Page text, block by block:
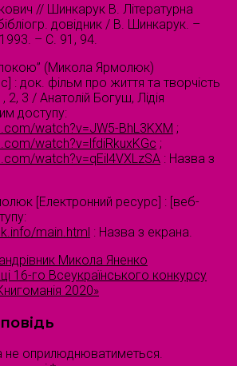
// Шинкарук В. Літературна
довідник / В. Шинкарук. –
– С. 91, 94.
(Микола Ярмолюк)
: док. фільм про життя та творчість
3 / Анатолій Богуш, Лідія
доступу:
watch?v=JW5-BhL3KXM ;
watch?v=lfdiRkuxKGc ;
watch?v=qEil4VXLzSA : Назва з
[Електронний ресурс] : [веб-
main.html : Назва з екрана.
Микола Яненко
16-го Всеукраїнського конкурсу
2020»
оприлюднюватиметься.